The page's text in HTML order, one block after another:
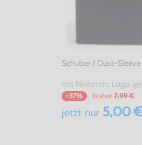
Schuber / Dust-Sleeve
mit Nintendo Logo,
-37% bisher 7,99 €
jetzt nur 5,00 €